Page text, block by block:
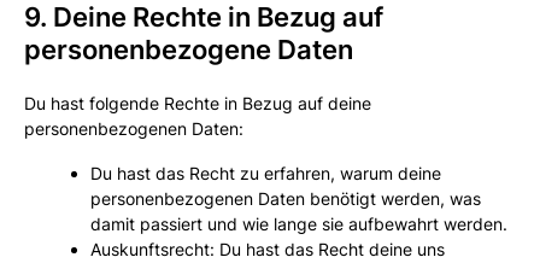
9. Deine Rechte in Bezug auf
personenbezogene Daten
Du hast folgende Rechte in Bezug auf deine
personenbezogenen Daten:
Du hast das Recht zu erfahren, warum deine
personenbezogenen Daten benötigt werden, was
damit passiert und wie lange sie aufbewahrt werden.
Auskunftsrecht: Du hast das Recht deine uns